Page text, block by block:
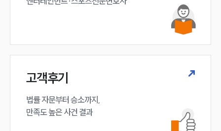
고객후기
법률 자문부터 승소까지,
만족도 높은 사건 결과